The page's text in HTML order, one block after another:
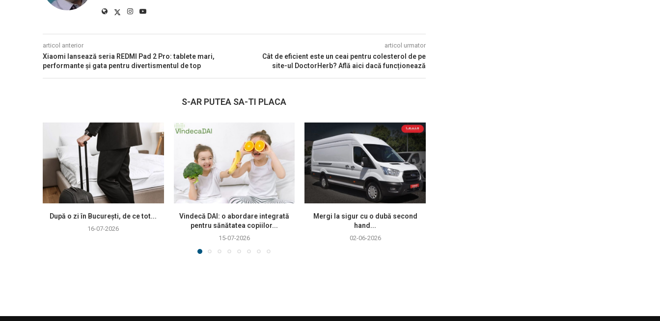
articol anterior
Xiaomi lansează seria REDMI Pad 2 Pro: tablete mari,
performante și gata pentru divertismentul de top
articol urmator
Cât de eficient este un ceai pentru colesterol de pe
site-ul DoctorHerb? Află aici dacă funcționează
S-AR PUTEA SA-TI PLACA
După o zi în București, de ce tot...
16-07-2026
Vindecă DAI: o abordare integrată
pentru sănătatea copiilor...
15-07-2026
Mergi la sigur cu o dubă second
hand...
02-06-2026